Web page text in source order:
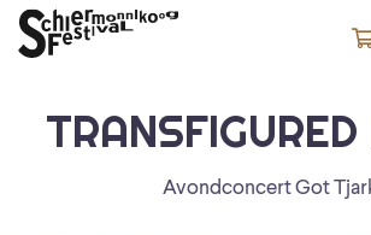
Avondconcert Got